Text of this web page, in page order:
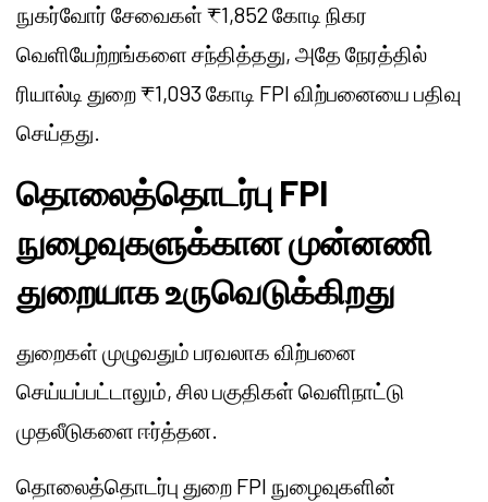
நுகர்வோர் சேவைகள் ₹1,852 கோடி நிகர
வெளியேற்றங்களை சந்தித்தது, அதே நேரத்தில்
ரியால்டி துறை ₹1,093 கோடி FPI விற்பனையை பதிவு
செய்தது.
தொலைத்தொடர்பு FPI
நுழைவுகளுக்கான முன்னணி
துறையாக உருவெடுக்கிறது
துறைகள் முழுவதும் பரவலாக விற்பனை
செய்யப்பட்டாலும், சில பகுதிகள் வெளிநாட்டு
முதலீடுகளை ஈர்த்தன.
தொலைத்தொடர்பு துறை FPI நுழைவுகளின்